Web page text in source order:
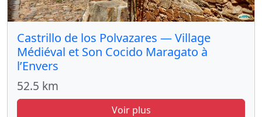
Castrillo de los Polvazares — Village
Médiéval et Son Cocido Maragato à
l’Envers
52.5 km
Voir plus